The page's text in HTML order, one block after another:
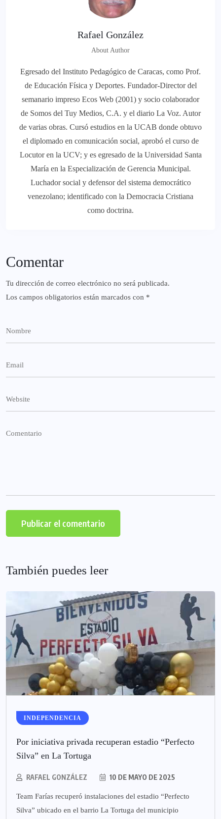
Rafael González
About Author
Egresado del Instituto Pedagógico de Caracas, como Prof.
de Educación Física y Deportes. Fundador-Director del
semanario impreso Ecos Web (2001) y socio colaborador
de Somos del Tuy Medios, C.A. y el diario La Voz. Autor
de varias obras. Cursó estudios en la UCAB donde obtuvo
el diplomado en comunicación social, aprobó el curso de
Locutor en la UCV; y es egresado de la Universidad Santa
María en la Especialización de Gerencia Municipal.
Luchador social y defensor del sistema democrático
venezolano; identificado con la Democracia Cristiana
como doctrina.
Comentar
Tu dirección de correo electrónico no será publicada.
Los campos obligatorios están marcados con *
También puedes leer
INDEPENDENCIA
Por iniciativa privada recuperan estadio “Perfecto
Silva” en La Tortuga
RAFAEL GONZÁLEZ 10 DE MAYO DE 2025
Team Farías recuperó instalaciones del estadio “Perfecto
Silva” ubicado en el barrio La Tortuga del municipio